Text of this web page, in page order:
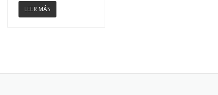
LEER MÁS